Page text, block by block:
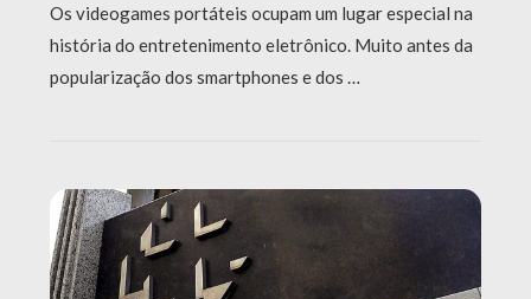
Os videogames portáteis ocupam um lugar especial na
história do entretenimento eletrônico. Muito antes da
popularização dos smartphones e dos …